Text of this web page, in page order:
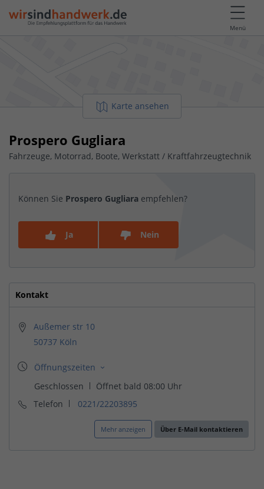
Menü
Karte ansehen
Prospero Gugliara
Fahrzeuge, Motorrad, Boote, Werkstatt / Kraftfahrzeugtechnik
Können Sie Prospero Gugliara empfehlen?
Ja Nein
Kontakt
Außemer str 10
50737 Köln
Telefon 0221/22203895
Mehr anzeigen Über E-Mail kontaktieren